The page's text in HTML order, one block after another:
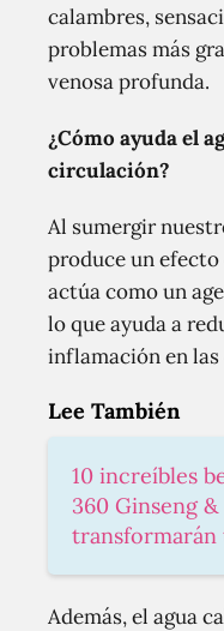
calambres,
problemas más
venosa profunda.
¿Cómo ayuda el
circulación?
Al sumergir
produce un efecto
actúa como un
lo que ayuda a
inflamación en
Lee También
10 increíbles
360 Ginseng
transformarán
Además, el agua